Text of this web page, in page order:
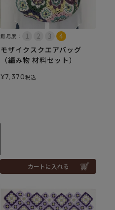
難易度：
モザイクスクエアバッグ
（編み物 材料セット）
¥7,370税込
カートに入れる